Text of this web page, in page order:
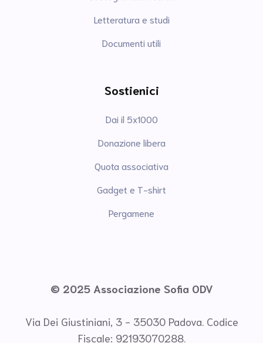
Letteratura e studi
Documenti utili
Sostienici
Dai il 5x1000
Donazione libera
Quota associativa
Gadget e T-shirt
Pergamene
© 2025 Associazione Sofia ODV
Via Dei Giustiniani, 3 - 35030 Padova. Codice
Fiscale: 92193070288.